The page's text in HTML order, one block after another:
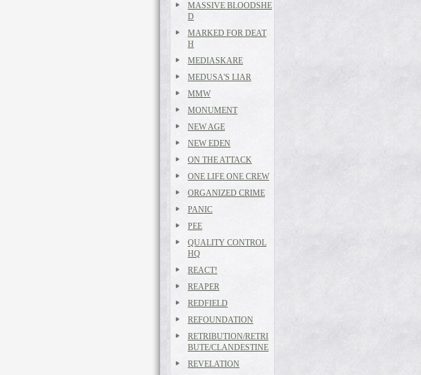
MASSIVE BLOODSHE
D
MARKED FOR DEAT
H
MEDIASKARE
MEDUSA'S LIAR
MMW
MONUMENT
NEW AGE
NEW EDEN
ON THE ATTACK
ONE LIFE ONE CREW
ORGANIZED CRIME
PANIC
PEE
QUALITY CONTROL
HQ
REACT!
REAPER
REDFIELD
REFOUNDATION
RETRIBUTION/RETRI
BUTE/CLANDESTINE
REVELATION